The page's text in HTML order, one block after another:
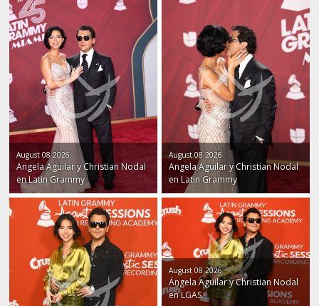
August 08 2026
Angela Aguilar y Christian Nodal
en Latin Grammy
August 08 2026
Angela Aguilar y Christian Nodal
en Latin Grammy
August 08 2026
Ángela Aguilar y Christian Nodal
en LGAS